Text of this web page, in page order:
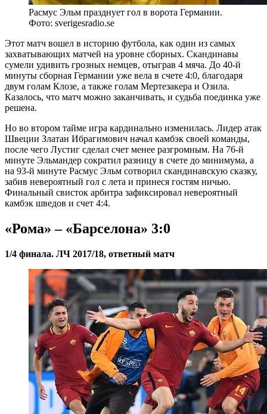
Расмус Эльм празднует гол в ворота Германии.
Фото: sverigesradio.se
Этот матч вошел в историю футбола, как один из самых
захватывающих матчей на уровне сборных. Скандинавы
сумели удивить грозных немцев, отыграв 4 мяча. До 40-й
минуты сборная Германии уже вела в счете 4:0, благодаря
двум голам Клозе, а также голам Мертезакера и Озила.
Казалось, что матч можно заканчивать, и судьба поединка уже
решена.
Но во втором тайме игра кардинально изменилась. Лидер атак
Швеции Златан Ибрагимович начал камбэк своей команды,
после чего Лустиг сделал счет менее разгромным. На 76-й
минуте Эльмандер сократил разницу в счете до минимума, а
на 93-й минуте Расмус Эльм сотворил скандинавскую сказку,
забив невероятный гол с лета и принеся гостям ничью.
Финальный свисток арбитра зафиксировал невероятный
камбэк шведов и счет 4:4.
«Рома» – «Барселона» 3:0
1/4 финала. ЛЧ 2017/18, ответный матч